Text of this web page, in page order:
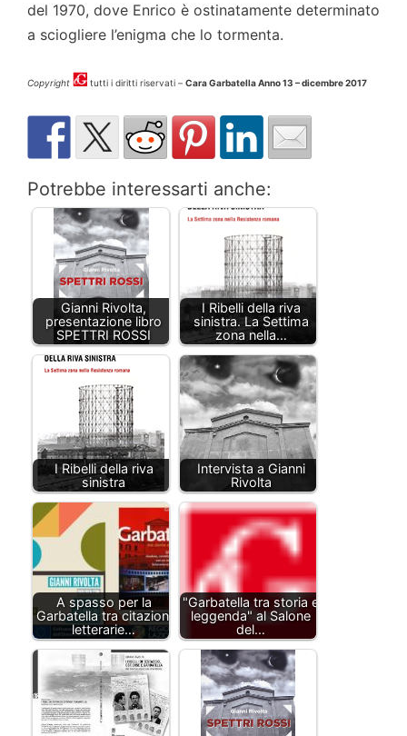
del 1970, dove Enrico è ostinatamente determinato
a sciogliere l’enigma che lo tormenta.
Copyright tutti i diritti riservati – Cara Garbatella Anno 13 – dicembre 2017
Potrebbe interessarti anche:
Gianni Rivolta,
presentazione libro
SPETTRI ROSSI
I Ribelli della riva
sinistra. La Settima
zona nella…
I Ribelli della riva
sinistra
Intervista a Gianni
Rivolta
A spasso per la
Garbatella tra citazioni
letterarie…
"Garbatella tra storia e
leggenda" al Salone
del…